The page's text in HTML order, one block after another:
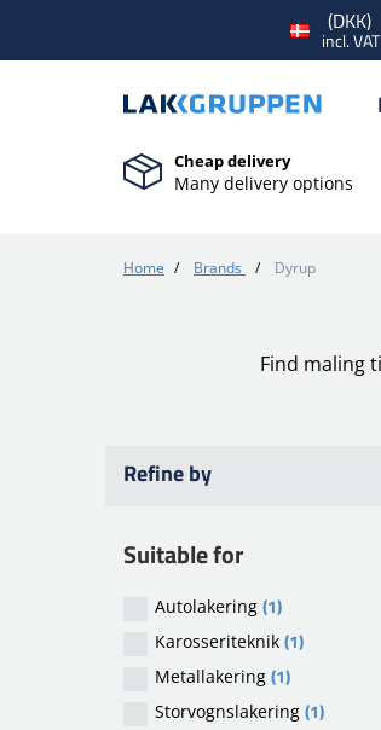
(DKK)
incl. VAT
Cheap delivery
Many delivery options
Home / Brands / Dyrup
Find maling
Refine by
Suitable for
Autolakering (1)
Karosseriteknik (1)
Metallakering (1)
Storvognslakering (1)